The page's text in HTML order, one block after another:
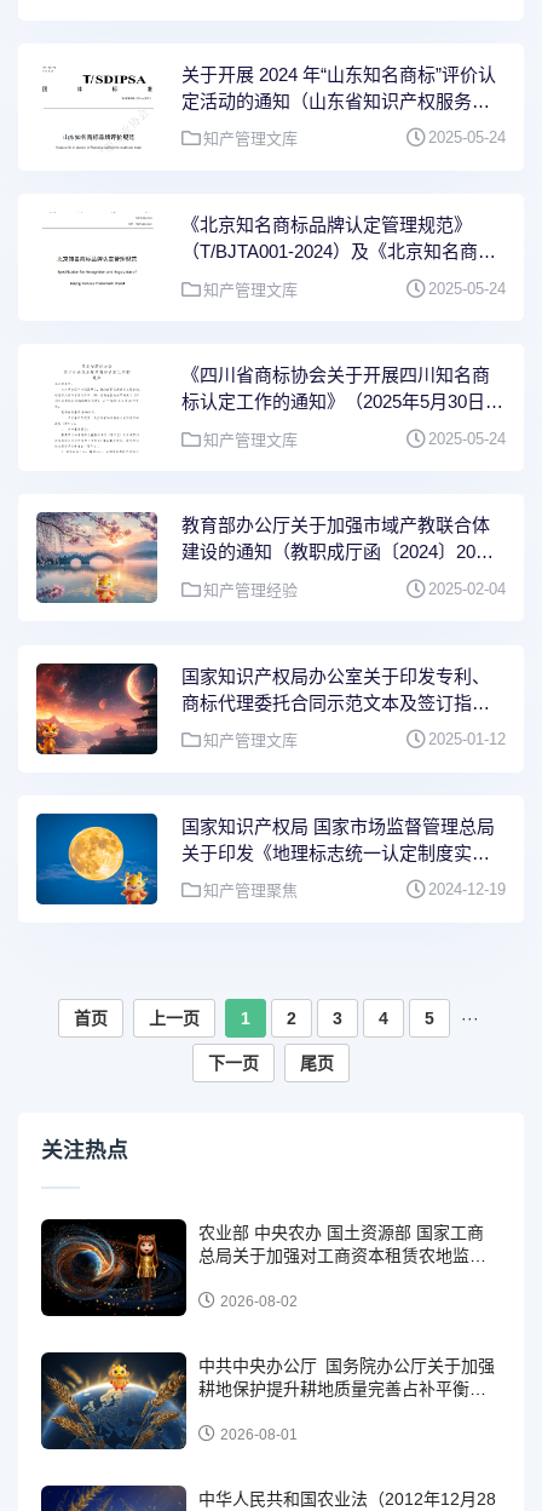
关于开展 2024 年“山东知名商标”评价认
定活动的通知（山东省知识产权服务业
协会， 2024年2月27日）及《山东知名
知产管理文库 2025-05-24
《北京知名商标品牌认定管理规范》
（T/BJTA001-2024）及《北京知名商标
品牌认定收费办法》（来源：北京商标
协会官网）
知产管理文库 2025-05-24
《四川省商标协会关于开展四川知名商
标认定工作的通知》（2025年5月30日）
及附件（材料申报截止时间：2025年7月
20日）
知产管理文库 2025-05-24
教育部办公厅关于加强市域产教联合体
建设的通知（教职成厅函〔2024〕20
号）
知产管理经验 2025-02-04
国家知识产权局办公室关于印发专利、
商标代理委托合同示范文本及签订指引
的通知（国知办发运字〔2024〕53号）
知产管理文库 2025-01-12
国家知识产权局 国家市场监督管理总局
关于印发《地理标志统一认定制度实施
方案》的通知（2024年12月10日）
知产管理聚焦 2024-12-19
首页 上一页 1 2 3 4 5 ···
下一页 尾页
关注热点
农业部 中央农办 国土资源部 国家工商
总局关于加强对工商资本租赁农地监管
号）2026-08-02
中共中央办公厅 国务院办公厅关于加强
耕地保护提升耕地质量完善占补平衡的
2026-08-01
中华人民共和国农业法（2012年12月28